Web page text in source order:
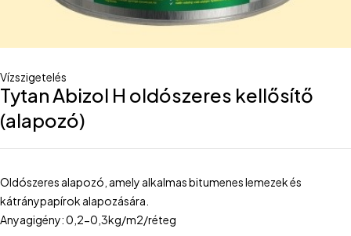
Vízszigetelés
Tytan Abizol H oldószeres kellősítő
(alapozó)
Oldószeres alapozó, amely alkalmas bitumenes lemezek és
kátránypapírok alapozására.
Anyagigény: 0,2-0,3kg/m2/réteg